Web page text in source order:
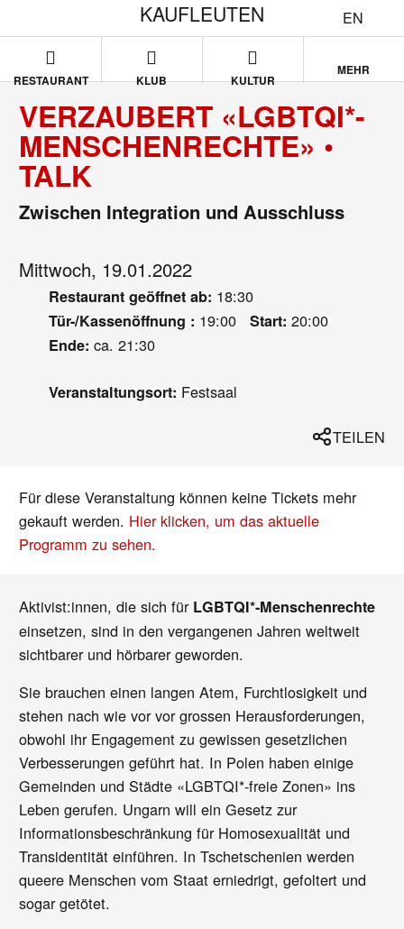
EN
KAUFLEUTEN
RESTAURANT KLUB KULTUR
MEHR
VERZAUBERT «LGBTQI*-
MENSCHENRECHTE» •
TALK
Zwischen Integration und Ausschluss
Mittwoch, 19.01.2022
Restaurant geöffnet ab: 18:30
Tür-/Kassenöffnung : 19:00 Start: 20:00
Ende: ca. 21:30
Veranstaltungsort: Festsaal
TEILEN
Für diese Veranstaltung können keine Tickets mehr
gekauft werden. Hier klicken, um das aktuelle
Programm zu sehen.
Aktivist:innen, die sich für LGBTQI*-Menschenrechte
einsetzen, sind in den vergangenen Jahren weltweit
sichtbarer und hörbarer geworden.
Sie brauchen einen langen Atem, Furchtlosigkeit und
stehen nach wie vor vor grossen Herausforderungen,
obwohl ihr Engagement zu gewissen gesetzlichen
Verbesserungen geführt hat. In Polen haben einige
Gemeinden und Städte «LGBTQI*-freie Zonen» ins
Leben gerufen. Ungarn will ein Gesetz zur
Informationsbeschränkung für Homosexualität und
Transidentität einführen. In Tschetschenien werden
queere Menschen vom Staat erniedrigt, gefoltert und
sogar getötet.